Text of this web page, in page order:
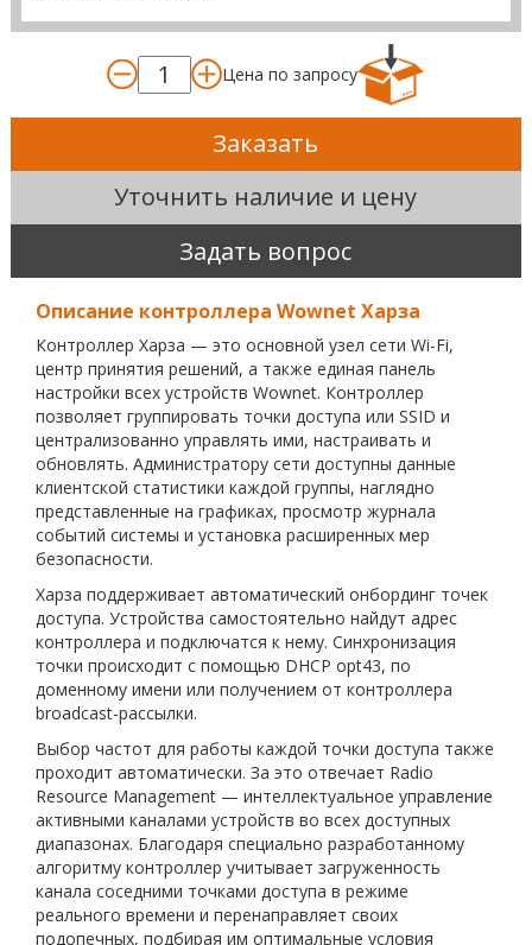
Цена по запросу
Заказать
Уточнить наличие и цену
Задать вопрос
Описание контроллера Wownet Харза
Контроллер Харза — это основной узел сети Wi-Fi,
центр принятия решений, а также единая панель
настройки всех устройств Wownet. Контроллер
позволяет группировать точки доступа или SSID и
централизованно управлять ими, настраивать и
обновлять. Администратору сети доступны данные
клиентской статистики каждой группы, наглядно
представленные на графиках, просмотр журнала
событий системы и установка расширенных мер
безопасности.
Харза поддерживает автоматический онбординг точек
доступа. Устройства самостоятельно найдут адрес
контроллера и подключатся к нему. Синхронизация
точки происходит с помощью DHCP opt43, по
доменному имени или получением от контроллера
broadcast-рассылки.
Выбор частот для работы каждой точки доступа также
проходит автоматически. За это отвечает Radio
Resource Management — интеллектуальное управление
активными каналами устройств во всех доступных
диапазонах. Благодаря специально разработанному
алгоритму контроллер учитывает загруженность
канала соседними точками доступа в режиме
реального времени и перенаправляет своих
подопечных, подбирая им оптимальные условия